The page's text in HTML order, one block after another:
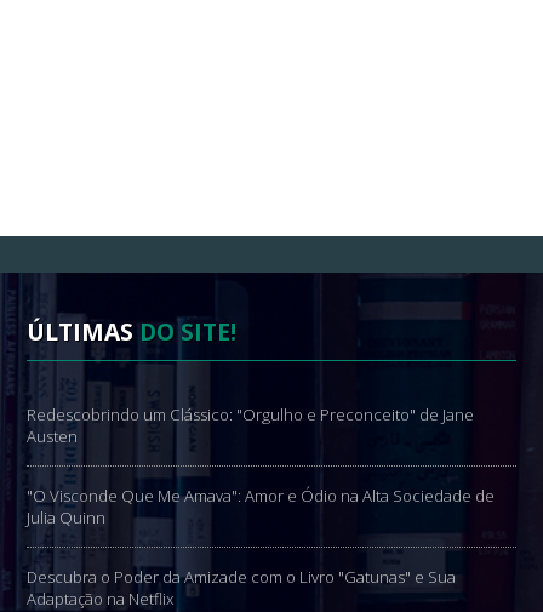
ÚLTIMASDO SITE!
Redescobrindo um Clássico: "Orgulho e Preconceito" de Jane
Austen
"O Visconde Que Me Amava": Amor e Ódio na Alta Sociedade de
Julia Quinn
Descubra o Poder da Amizade com o Livro "Gatunas" e Sua
Adaptação na Netflix